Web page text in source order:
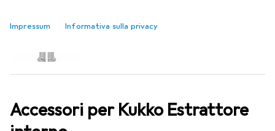
Impressum Informativa sulla privacy
Accessori per Kukko Estrattore